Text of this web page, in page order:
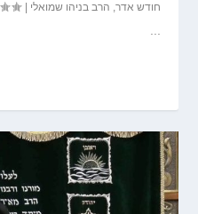
חודש אדר, הרב בניהו שמואלי |